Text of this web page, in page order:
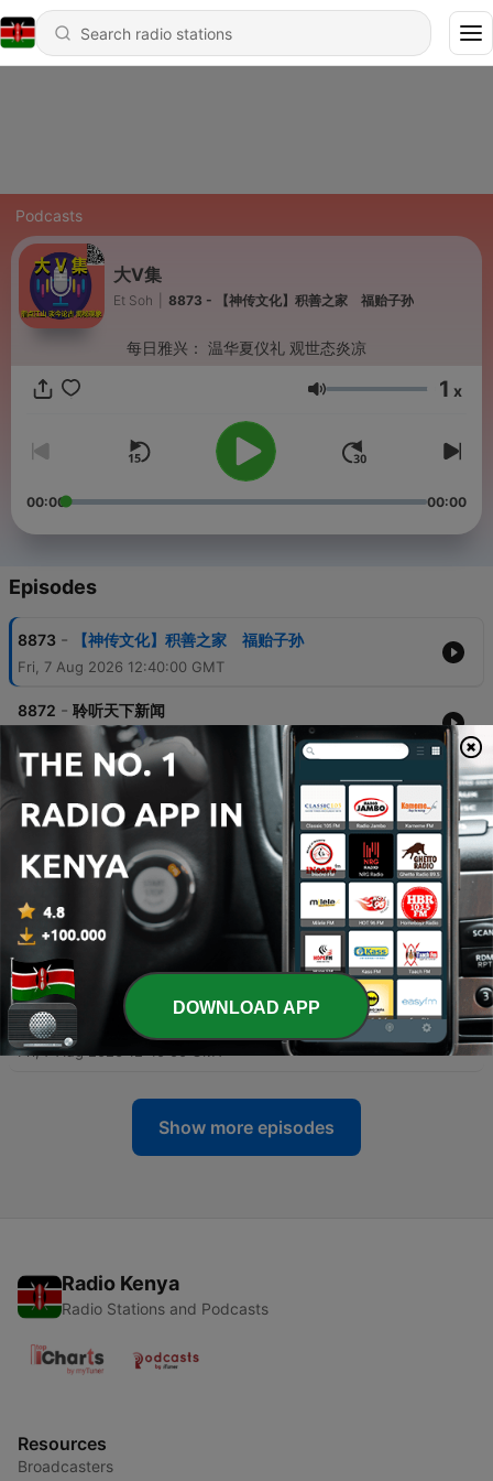
Podcasts
大V集
Et Soh 8873 - 【神传文化】积善之家 福贻子孙
每日雅兴： 温华夏仪礼 观世态炎凉
Volume 1 x
00:00 00:00
Episodes
8873 - 【神传文化】积善之家 福贻子孙
Fri, 7 Aug 2026 12:40:00 GMT
8872 - 聆听天下新闻
Fri, 7 Aug 2026 12:40:00 GMT
8871 - 【今日点击】放弃中国国籍40年回国 深圳出境被审
查全记录
Fri, 7 Aug 2026 12:40:00 GMT
8870
【天亮论政】北戴河会议召开，习近平公开认错；不
信川普，中东组建军事同盟，伊朗收紧海峡控制；俄
乌战争来到转折点
Fri, 7 Aug 2026 12:40:00 GMT
8869 - 【老北京茶馆】 第1707集 习近平疯了：焊死国门细
则出炉，出入境局造反了？八毒招阻出境，内幕竟是
党撑不住了！中共党官入境美国被捕！千亿大佬艾路
明被抓
Fri, 7 Aug 2026 12:40:00 GMT
Show more episodes
Radio Kenya
Radio Stations and Podcasts
Resources
Broadcasters
DOWNLOAD APP